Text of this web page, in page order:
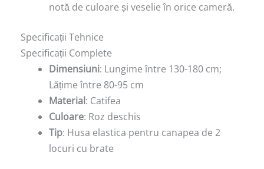
notă de culoare și veselie în orice cameră.
Specificații Tehnice
Specificații Complete
Dimensiuni: Lungime între 130-180 cm;
Lățime între 80-95 cm
Material: Catifea
Culoare: Roz deschis
Tip: Husa elastica pentru canapea de 2
locuri cu brate